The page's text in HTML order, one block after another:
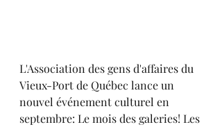
L'Association des gens d'affaires du
Vieux-Port de Québec lance un
nouvel événement culturel en
septembre: Le mois des galeries! Les